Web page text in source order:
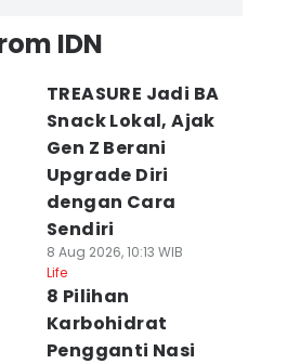
IDN
TREASURE Jadi BA
Snack Lokal, Ajak
Gen Z Berani
Upgrade Diri
dengan Cara
Sendiri
8 Aug 2026, 10:13 WIB
Life
8 Pilihan
Karbohidrat
Pengganti Nasi